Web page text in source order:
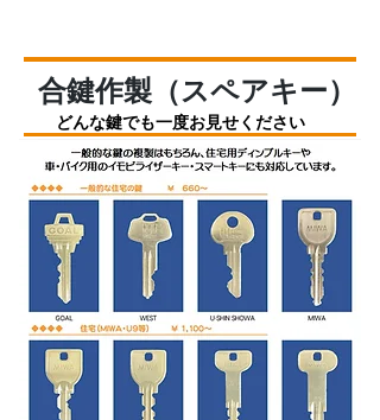
合鍵作製（スペアキー）
どんな鍵でも一度お見せください